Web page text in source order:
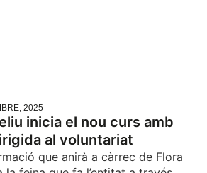
2025
inicia el nou curs amb
al voluntariat
que anirà a càrrec de Flora